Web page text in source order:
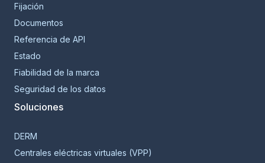
Fijación
Documentos
Referencia de API
Estado
Fiabilidad de la marca
Seguridad de los datos
Soluciones
DERM
Centrales eléctricas virtuales (VPP)